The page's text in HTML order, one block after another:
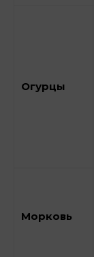
Огурцы
Морковь